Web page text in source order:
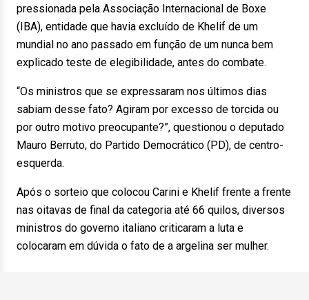
pressionada pela Associação Internacional de Boxe
(IBA), entidade que havia excluído de Khelif de um
mundial no ano passado em função de um nunca bem
explicado teste de elegibilidade, antes do combate.
“Os ministros que se expressaram nos últimos dias
sabiam desse fato? Agiram por excesso de torcida ou
por outro motivo preocupante?”, questionou o deputado
Mauro Berruto, do Partido Democrático (PD), de centro-
esquerda.
Após o sorteio que colocou Carini e Khelif frente a frente
nas oitavas de final da categoria até 66 quilos, diversos
ministros do governo italiano criticaram a luta e
colocaram em dúvida o fato de a argelina ser mulher.